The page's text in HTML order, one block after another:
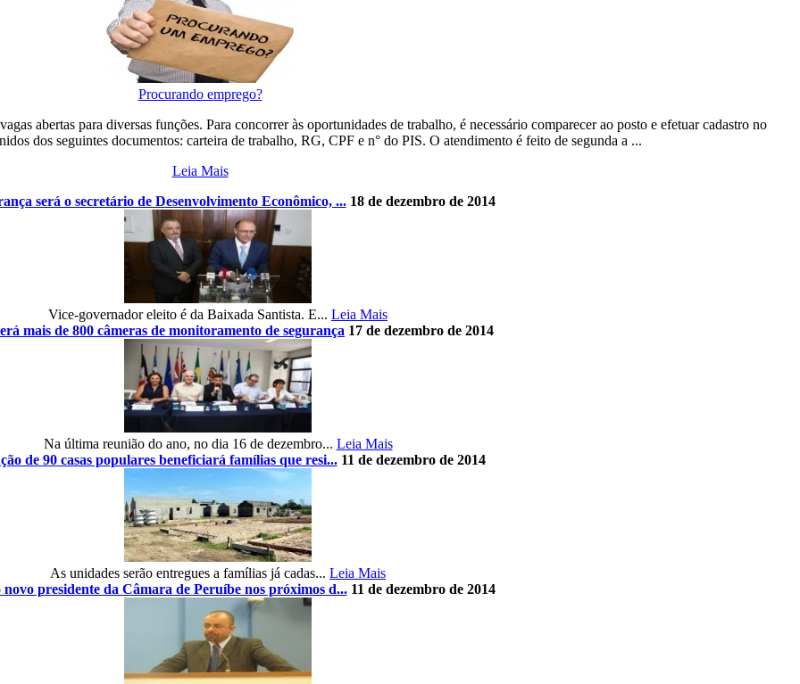
Procurando emprego?
abertas para diversas funções. Para concorrer às oportunidades de trabalho, é necessário comparecer ao posto e efetuar cadastro no
dos seguintes documentos: carteira de trabalho, RG, CPF e n° do PIS. O atendimento é feito de segunda a ...
Leia Mais
será o secretário de Desenvolvimento Econômico, ... 18 de dezembro de 2014
Vice-governador eleito é da Baixada Santista. E... Leia Mais
mais de 800 câmeras de monitoramento de segurança 17 de dezembro de 2014
Na última reunião do ano, no dia 16 de dezembro... Leia Mais
de 90 casas populares beneficiará famílias que resi... 11 de dezembro de 2014
As unidades serão entregues a famílias já cadas... Leia Mais
novo presidente da Câmara de Peruíbe nos próximos d... 11 de dezembro de 2014